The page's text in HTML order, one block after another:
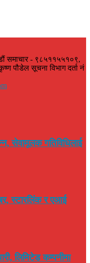
समाचार - ९८५११५५१०९,
पौडेल सूचना विभाग दर्ता नं
सेवामूलक गतिविधिलाई
स्टारलिंक र एआई
लिमिटेड कम्पनीमा